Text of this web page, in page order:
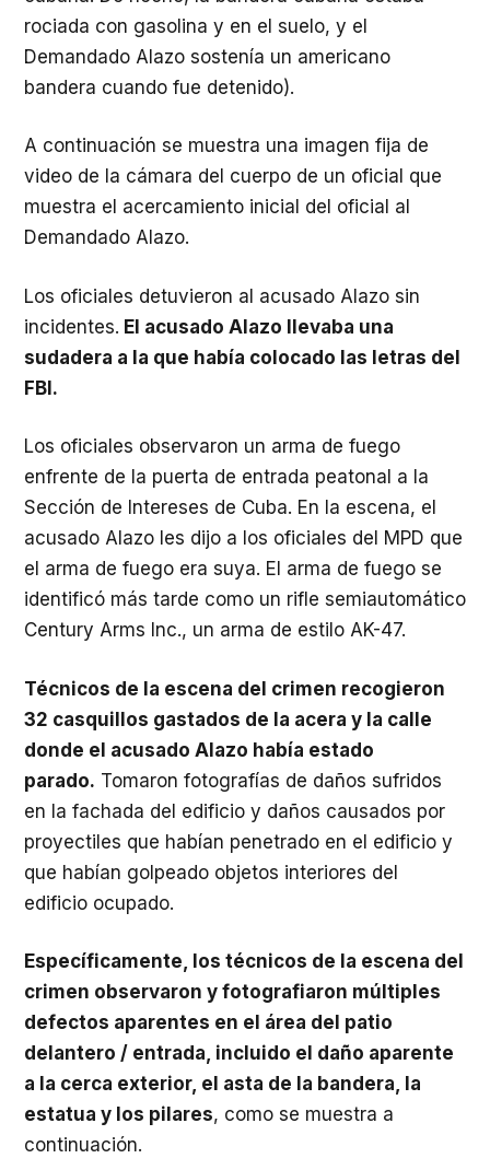
rociada con gasolina y en el suelo, y el
Demandado Alazo sostenía un americano
bandera cuando fue detenido).
A continuación se muestra una imagen fija de
video de la cámara del cuerpo de un oficial que
muestra el acercamiento inicial del oficial al
Demandado Alazo.
Los oficiales detuvieron al acusado Alazo sin
incidentes. El acusado Alazo llevaba una
sudadera a la que había colocado las letras del
FBI.
Los oficiales observaron un arma de fuego
enfrente de la puerta de entrada peatonal a la
Sección de Intereses de Cuba. En la escena, el
acusado Alazo les dijo a los oficiales del MPD que
el arma de fuego era suya. El arma de fuego se
identificó más tarde como un rifle semiautomático
Century Arms Inc., un arma de estilo AK-47.
Técnicos de la escena del crimen recogieron
32 casquillos gastados de la acera y la calle
donde el acusado Alazo había estado
parado. Tomaron fotografías de daños sufridos
en la fachada del edificio y daños causados ​​por
proyectiles que habían penetrado en el edificio y
que habían golpeado objetos interiores del
edificio ocupado.
Específicamente, los técnicos de la escena del
crimen observaron y fotografiaron múltiples
defectos aparentes en el área del patio
delantero / entrada, incluido el daño aparente
a la cerca exterior, el asta de la bandera, la
estatua y los pilares, como se muestra a
continuación.